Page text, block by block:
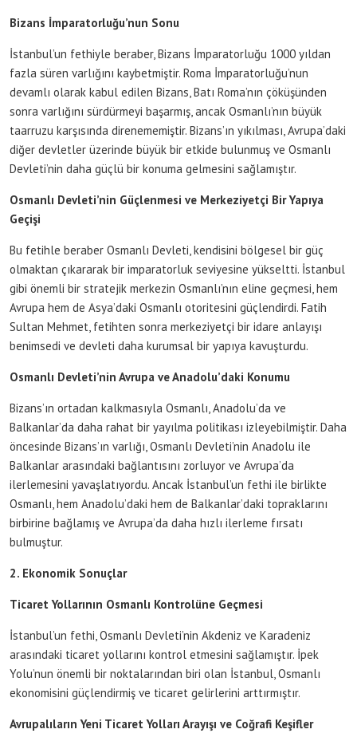
Bizans İmparatorluğu’nun Sonu
İstanbul’un fethiyle beraber, Bizans İmparatorluğu 1000 yıldan
fazla süren varlığını kaybetmiştir. Roma İmparatorluğu’nun
devamlı olarak kabul edilen Bizans, Batı Roma’nın çöküşünden
sonra varlığını sürdürmeyi başarmış, ancak Osmanlı’nın büyük
taarruzu karşısında direnememiştir. Bizans’ın yıkılması, Avrupa’daki
diğer devletler üzerinde büyük bir etkide bulunmuş ve Osmanlı
Devleti’nin daha güçlü bir konuma gelmesini sağlamıştır.
Osmanlı Devleti’nin Güçlenmesi ve Merkeziyetçi Bir Yapıya
Geçişi
Bu fetihle beraber Osmanlı Devleti, kendisini bölgesel bir güç
olmaktan çıkararak bir imparatorluk seviyesine yükseltti. İstanbul
gibi önemli bir stratejik merkezin Osmanlı’nın eline geçmesi, hem
Avrupa hem de Asya’daki Osmanlı otoritesini güçlendirdi. Fatih
Sultan Mehmet, fetihten sonra merkeziyetçi bir idare anlayışı
benimsedi ve devleti daha kurumsal bir yapıya kavuşturdu.
Osmanlı Devleti’nin Avrupa ve Anadolu’daki Konumu
Bizans’ın ortadan kalkmasıyla Osmanlı, Anadolu’da ve
Balkanlar’da daha rahat bir yayılma politikası izleyebilmiştir. Daha
öncesinde Bizans’ın varlığı, Osmanlı Devleti’nin Anadolu ile
Balkanlar arasındaki bağlantısını zorluyor ve Avrupa’da
ilerlemesini yavaşlatıyordu. Ancak İstanbul’un fethi ile birlikte
Osmanlı, hem Anadolu’daki hem de Balkanlar’daki topraklarını
birbirine bağlamış ve Avrupa’da daha hızlı ilerleme fırsatı
bulmuştur.
2. Ekonomik Sonuçlar
Ticaret Yollarının Osmanlı Kontrolüne Geçmesi
İstanbul’un fethi, Osmanlı Devleti’nin Akdeniz ve Karadeniz
arasındaki ticaret yollarını kontrol etmesini sağlamıştır. İpek
Yolu’nun önemli bir noktalarından biri olan İstanbul, Osmanlı
ekonomisini güçlendirmiş ve ticaret gelirlerini arttırmıştır.
Avrupalıların Yeni Ticaret Yolları Arayışı ve Coğrafi Keşifler